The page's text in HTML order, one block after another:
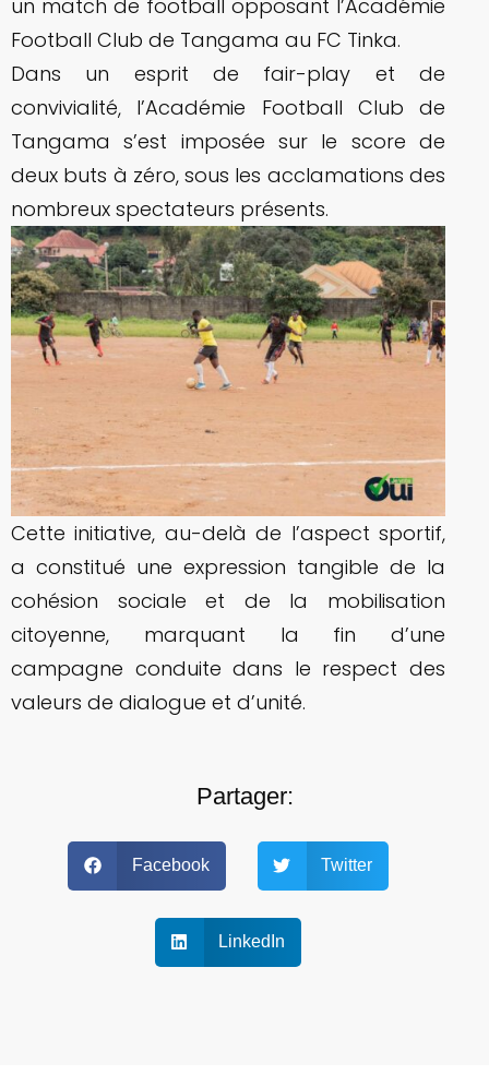
un match de football opposant l’Académie
Football Club de Tangama au FC Tinka.
Dans un esprit de fair-play et de
convivialité, l’Académie Football Club de
Tangama s’est imposée sur le score de
deux buts à zéro, sous les acclamations des
nombreux spectateurs présents.
Cette initiative, au-delà de l’aspect sportif,
a constitué une expression tangible de la
cohésion sociale et de la mobilisation
citoyenne, marquant la fin d’une
campagne conduite dans le respect des
valeurs de dialogue et d’unité.
Partager:
Facebook Twitter
LinkedIn